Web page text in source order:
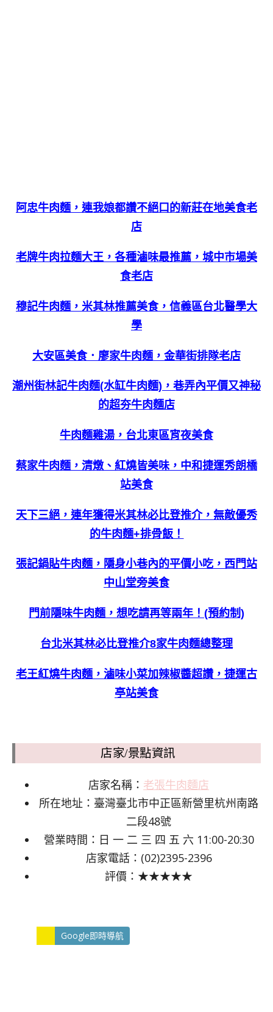
阿忠牛肉麵，連我娘都讚不絕口的新莊在地美食老
店
老牌牛肉拉麵大王，各種滷味最推薦，城中市場美
食老店
穆記牛肉麵，米其林推薦美食，信義區台北醫學大
學
大安區美食．廖家牛肉麵，金華街排隊老店
潮州街林記牛肉麵(水缸牛肉麵)，巷弄內平價又神秘
的超夯牛肉麵店
牛肉麵雞湯，台北東區宵夜美食
蔡家牛肉麵，清燉、紅燒皆美味，中和捷運秀朗橋
站美食
天下三絕，連年獲得米其林必比登推介，無敵優秀
的牛肉麵+排骨飯！
張記鍋貼牛肉麵，隱身小巷內的平價小吃，西門站
中山堂旁美食
門前隱味牛肉麵，想吃請再等兩年！(預約制)
台北米其林必比登推介8家牛肉麵總整理
老王紅燒牛肉麵，滷味小菜加辣椒醬超讚，捷運古
亭站美食
店家/景點資訊
店家名稱： 老張牛肉麵店
所在地址：臺灣臺北市中正區新營里杭州南路
二段48號
營業時間：日 一 二 三 四 五 六 11:00-20:30
店家電話：(02)2395-2396
評價：★★★★★
Google即時導航